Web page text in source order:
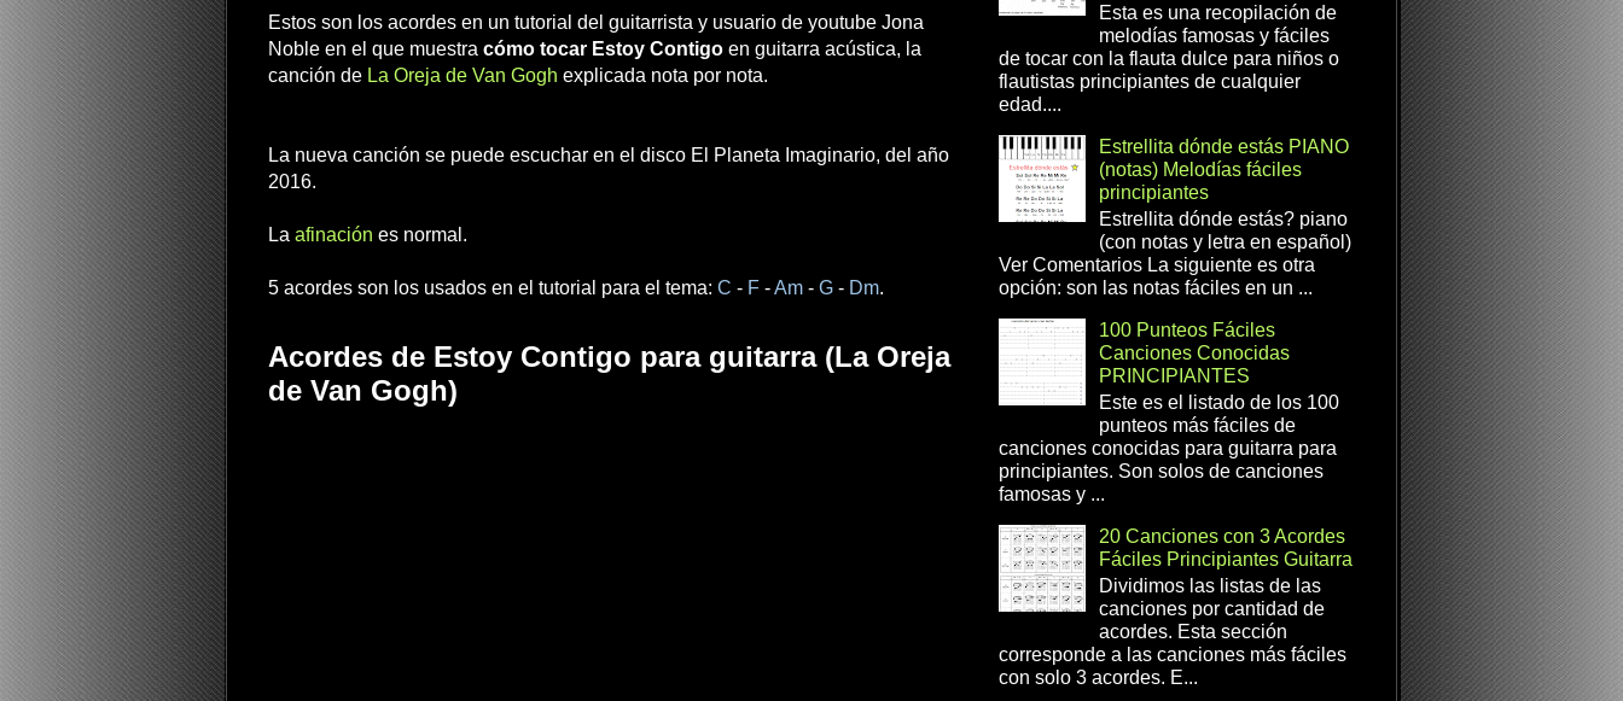
Estos son los acordes en un tutorial del guitarrista y usuario de youtube Jona
Noble en el que muestra cómo tocar Estoy Contigo en guitarra acústica, la
canción de La Oreja de Van Gogh explicada nota por nota.
La nueva canción se puede escuchar en el disco El Planeta Imaginario, del año
2016.
La afinación es normal.
5 acordes son los usados en el tutorial para el tema: C - F -Am - G - Dm.
Acordes de Estoy Contigo para guitarra (La Oreja
de Van Gogh)
Esta es una recopilación de
melodías famosas y fáciles
de tocar con la flauta dulce para niños o
flautistas principiantes de cualquier
edad....
Estrellita dónde estás PIANO
(notas) Melodías fáciles
principiantes
Estrellita dónde estás? piano
(con notas y letra en español)
Ver Comentarios La siguiente es otra
opción: son las notas fáciles en un ...
100 Punteos Fáciles
Canciones Conocidas
PRINCIPIANTES
Este es el listado de los 100
punteos más fáciles de
canciones conocidas para guitarra para
principiantes. Son solos de canciones
famosas y ...
20 Canciones con 3 Acordes
Fáciles Principiantes Guitarra
Dividimos las listas de las
canciones por cantidad de
acordes. Esta sección
corresponde a las canciones más fáciles
con solo 3 acordes. E...